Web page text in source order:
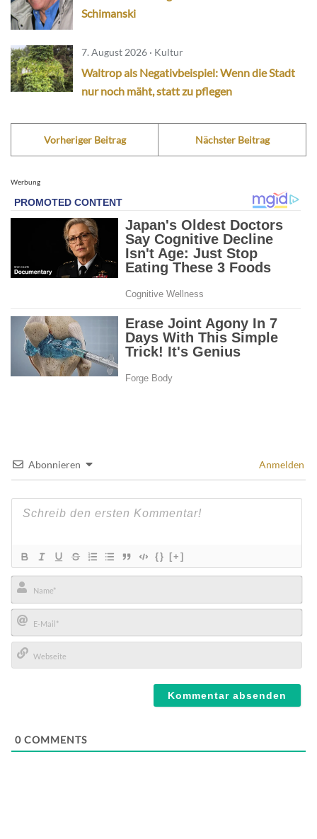
Schimanski
7. August 2026 · Kultur
Waltrop als Negativbeispiel: Wenn die Stadt
nur noch mäht, statt zu pflegen
Vorheriger Beitrag Nächster Beitrag
Werbung
Abonnieren Anmelden
{} [+]
Name*
E-
Mail*
0 COMMENTS